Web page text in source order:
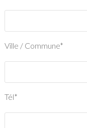
Ville / Commune*
Tél*